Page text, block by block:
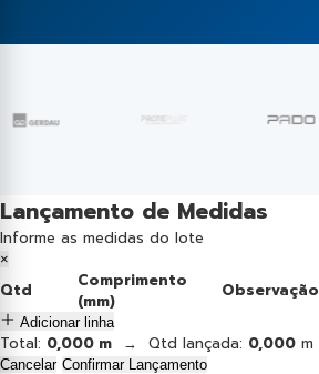
Lançamento de Medidas
Informe as medidas do lote
×
Qtd
Comprimento
(mm)
Observação
Adicionar linha
Total: 0,000 m → Qtd lançada: 0,000 m
Cancelar Confirmar Lançamento